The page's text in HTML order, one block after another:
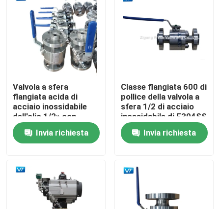
Casa
Prodotti
Circa noi
Giro della fabbrica
Valvola a sfera
flangiata acida di
acciaio inossidabile
dell'olio 1/2» con
l'OEM della leva
Invia richiesta
Classe flangiata 600 di
pollice della valvola a
sfera 1/2 di acciaio
inossidabile di F304SS
con la leva
Invia richiesta